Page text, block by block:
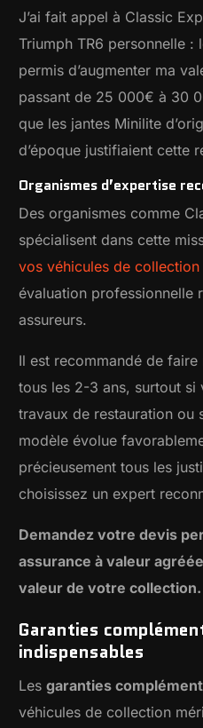
J’ai fait appel à Classic
Triumph TR6 personnelle
permis d’augmenter ma
passant de 25 000€ à 30
que les jantes Minilite
d’époque justifiaient cette
Organismes d’expertise
Des organismes comme
spécialisent dans cette
vos véhicules de collection
évaluation professionnelle
assureurs.
Il est recommandé de
tous les 2-3 ans, surtout si
travaux de restauration ou
modèle évolue
précieusement tous les
choisissez un expert
Demandez votre devis
assurance à valeur
valeur de votre collection.
Garanties
indispensables
Lesgaranties
véhicules de collection